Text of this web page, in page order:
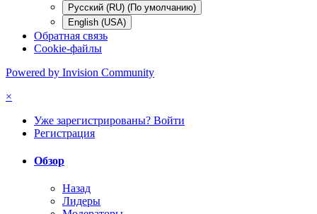
Русский (RU) (По умолчанию)
English (USA)
Обратная связь
Cookie-файлы
Powered by Invision Community
×
Уже зарегистрированы? Войти
Регистрация
Обзор
Назад
Лидеры